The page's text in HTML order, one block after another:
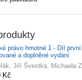
právo hmotné 1 - Díl
a doplněné vydání
Jiří Švestka, Michaela
Kč